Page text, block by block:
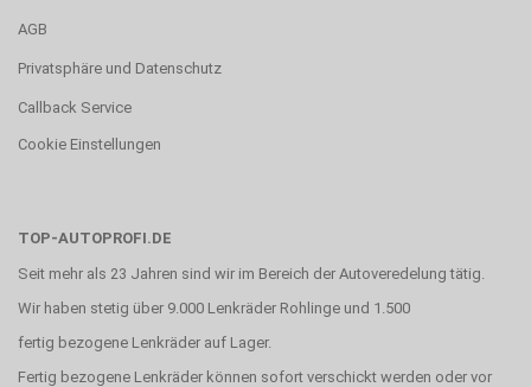
AGB
Privatsphäre und Datenschutz
Callback Service
Cookie Einstellungen
TOP-AUTOPROFI.DE
Seit mehr als 23 Jahren sind wir im Bereich der Autoveredelung tätig.
Wir haben stetig über 9.000 Lenkräder Rohlinge und 1.500
fertig bezogene Lenkräder auf Lager.
Fertig bezogene Lenkräder können sofort verschickt werden oder vor